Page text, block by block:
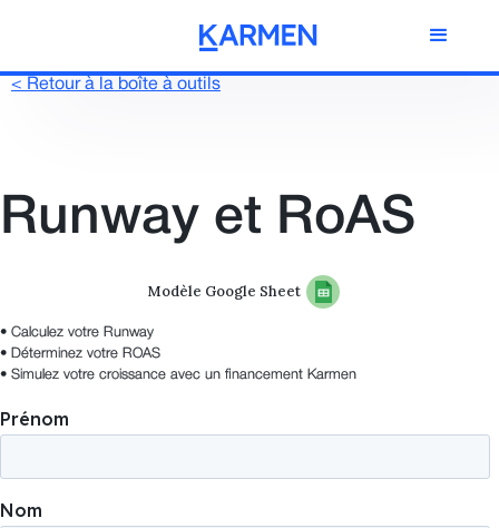
< Retour à la boîte à outils
Runway et RoAS
Modèle Google Sheet
‍• Calculez votre Runway
• Déterminez votre ROAS
• Simulez votre croissance avec un financement Karmen